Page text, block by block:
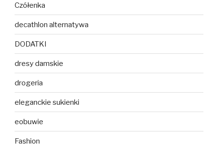
Czółenka
decathlon alternatywa
DODATKI
dresy damskie
drogeria
eleganckie sukienki
eobuwie
Fashion